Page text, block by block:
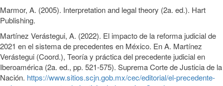
Marmor, A. (2005). Interpretation and legal theory (2a. ed.). Hart
Publishing.
Martínez Verástegui, A. (2022). El impacto de la reforma judicial de
2021 en el sistema de precedentes en México. En A. Martínez
Verástegui (Coord.), Teoría y práctica del precedente judicial en
Iberoamérica (2a. ed., pp. 521-575). Suprema Corte de Justicia de la
Nación. https://www.sitios.scjn.gob.mx/cec/editorial/el-precedente-